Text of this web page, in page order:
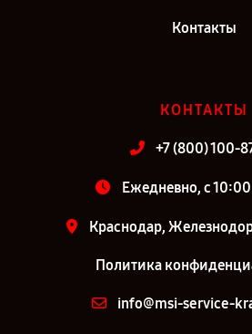
Контакты
КОНТАКТЫ
+7 (800) 100-
Ежедневно, с
Краснодар,
Политика
info@msi-service-